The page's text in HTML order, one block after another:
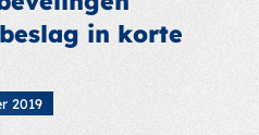
in korte
2019